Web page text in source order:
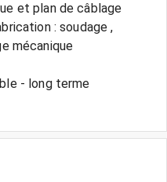
et plan de câblage
: soudage ,
mécanique
- long terme